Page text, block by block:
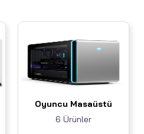
Oyuncu Masaüstü
6 Ürünler